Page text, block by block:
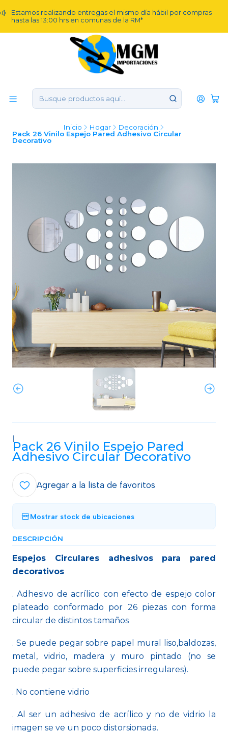
Estamos realizando entregas el mismo día hábil por compras
hasta las 13:00 hrs en comunas de la RM*
Inicio Hogar
Decoración
Pack 26 Vinilo Espejo Pared Adhesivo Circular
Decorativo
|
Pack 26 Vinilo Espejo Pared
Adhesivo Circular Decorativo
Agregar a la lista de favoritos
Mostrar stock de ubicaciones
DESCRIPCIÓN
Espejos Circulares adhesivos para pared
decorativos
. Adhesivo de acrílico con efecto de espejo color
plateado conformado por 26 piezas con forma
circular de distintos tamaños
. Se puede pegar sobre papel mural liso,baldozas,
metal, vidrio, madera y muro pintado (no se
puede pegar sobre superficies irregulares).
. No contiene vidrio
. Al ser un adhesivo de acrílico y no de vidrio la
imagen se ve un poco distorsionada.